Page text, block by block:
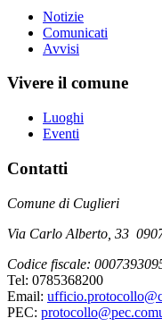
Notizie
Comunicati
Avvisi
Vivere il comune
Luoghi
Eventi
Contatti
Comune di Cuglieri
Via Carlo Alberto, 33
Codice fiscale:
Tel: 0785368200
Email:
PEC: